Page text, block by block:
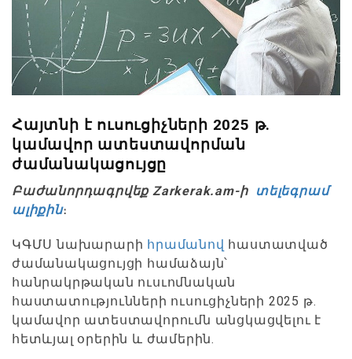
Հայտնի է ուսուցիչների 2025 թ.
կամավոր ատեստավորման
ժամանակացույցը
Բաժանորդագրվեք Zarkerak.am-ի տելեգրամ
ալիքին։
ԿԳՄՍ նախարարի հրամանով հաստատված
ժամանակացույցի համաձայն՝
հանրակրթական ուսւոմնական
հաստատությունների ուսուցիչների 2025 թ.
կամավոր ատեստավորումն անցկացվելու է
հետևյալ օրերին և ժամերին.